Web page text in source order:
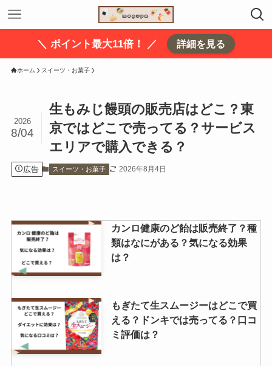
＼ ポイント最大11倍！ ／ 詳細を見る
ホーム スイーツ・お菓子
生もみじ饅頭の販売店はどこ？東
京ではどこで売ってる？サービス
エリアで購入できる？
2026
8/04
広告 スイーツ・お菓子 2026年8月4日
カンロ健康のど飴は販売終了？種
類はなにがある？気になる効果
は？
もぎたて生スムージーはどこで買
える？ドンキでは売ってる？口コ
ミ評価は？